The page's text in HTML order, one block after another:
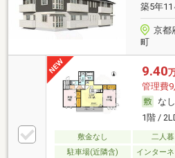
築5年
京都
町
9.40
管理費
なし
1階 /
敷金なし 二人
駐車場(近隣含)
インター